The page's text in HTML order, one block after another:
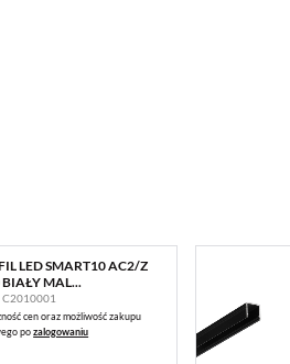
LED SMART10 AC2/Z
MAL...
C2010001
cen oraz możliwość zakupu
pozalogowaniu